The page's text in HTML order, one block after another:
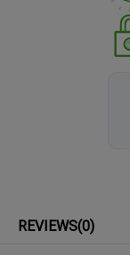
REVIEWS(0)